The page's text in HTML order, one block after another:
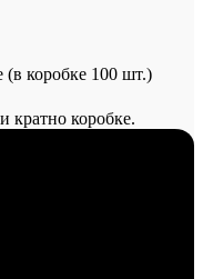
(в коробке 100 шт.)
кратно коробке.